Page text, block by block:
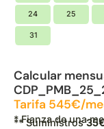
24 25
31
Calcular
Tarifa 545€/
* Fianza de una
** Suministros